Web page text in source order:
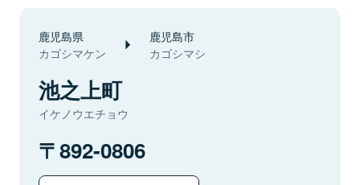
鹿児島県
カゴシマケン
鹿児島市
カゴシマシ
池之上町
イケノウエチョウ
892-0806